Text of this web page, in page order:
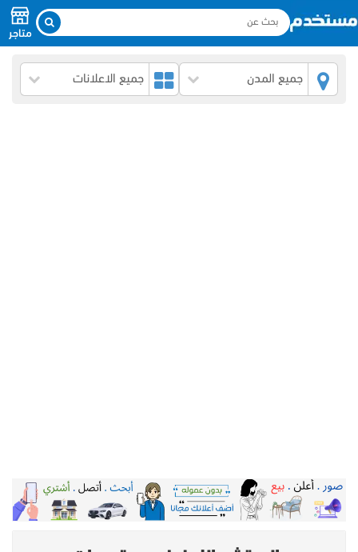
متاجر
جميع المدن جميع الاعلانات